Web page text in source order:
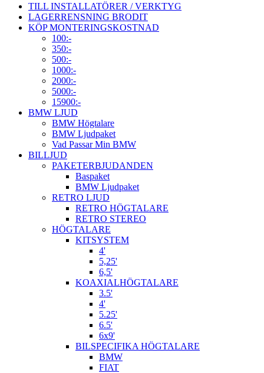
TILL INSTALLATÖRER / VERKTYG
LAGERRENSNING BRODIT
KÖP MONTERINGSKOSTNAD
100:-
350:-
500:-
1000:-
2000:-
5000:-
15900:-
BMW LJUD
BMW Högtalare
BMW Ljudpaket
Vad Passar Min BMW
BILLJUD
PAKETERBJUDANDEN
Baspaket
BMW Ljudpaket
RETRO LJUD
RETRO HÖGTALARE
RETRO STEREO
HÖGTALARE
KITSYSTEM
4'
5,25'
6,5'
KOAXIALHÖGTALARE
3.5'
4'
5.25'
6.5'
6x9'
BILSPECIFIKA HÖGTALARE
BMW
FIAT